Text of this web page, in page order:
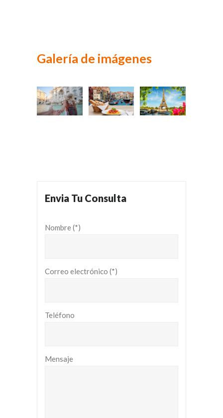
Galería de imágenes
Envia Tu Consulta
Nombre (*)
Correo electrónico (*)
Teléfono
Mensaje